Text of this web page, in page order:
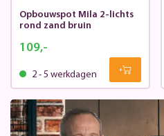
Opbouwspot Mila 2-lichts
rond zand bruin
109,-
2 - 5 werkdagen